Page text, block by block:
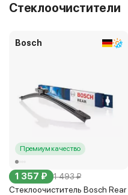
Стеклоочистители
Bosch
Премиум качество
1 357 ₽ 1 493 ₽
Стеклоочиститель Bosch Rear